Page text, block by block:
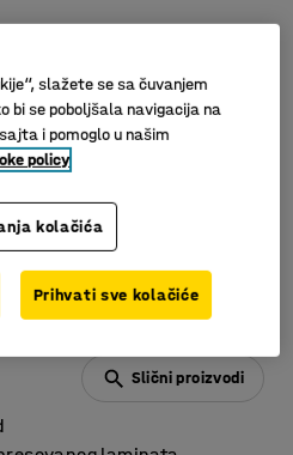
Slični proizvodi
slažete se sa čuvanjem
bi se poboljšala navigacija na
i pomoglo u našim
policy
kolačića
Prihvati sve kolačiće